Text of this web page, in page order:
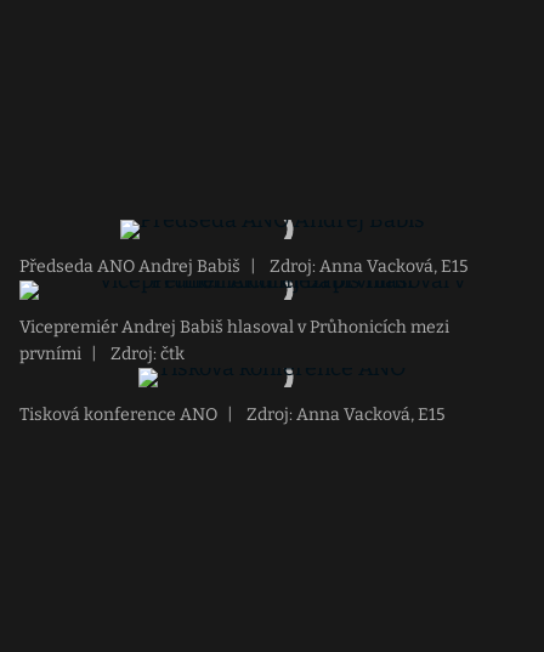
Předseda ANO Andrej Babiš Zdroj: Anna Vacková, E15
Vicepremiér Andrej Babiš hlasoval v Průhonicích mezi
prvními
Zdroj: čtk
Tisková konference ANO Zdroj: Anna Vacková, E15